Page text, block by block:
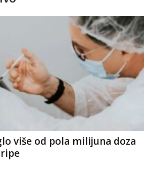
više od pola milijuna doza